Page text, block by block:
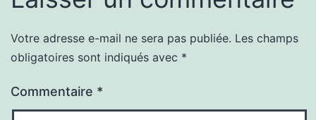
Votre adresse e-mail ne sera pas publiée. Les champs
obligatoires sont indiqués avec *
Commentaire *